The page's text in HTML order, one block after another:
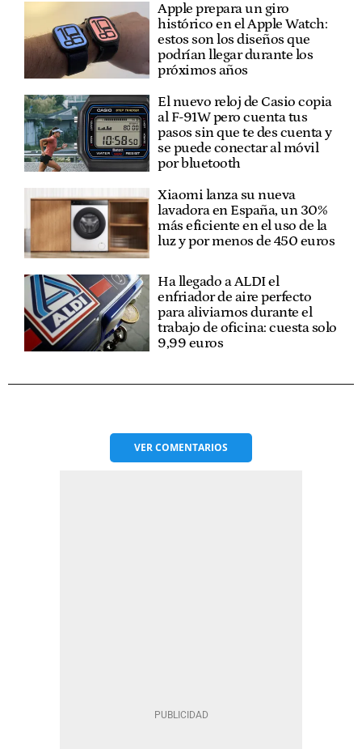
Apple prepara un giro
histórico en el Apple Watch:
estos son los diseños que
podrían llegar durante los
próximos años
El nuevo reloj de Casio copia
al F-91W pero cuenta tus
pasos sin que te des cuenta y
se puede conectar al móvil
por bluetooth
Xiaomi lanza su nueva
lavadora en España, un 30%
más eficiente en el uso de la
luz y por menos de 450 euros
Ha llegado a ALDI el
enfriador de aire perfecto
para aliviarnos durante el
trabajo de oficina: cuesta solo
9,99 euros
VERCOMENTARIOS